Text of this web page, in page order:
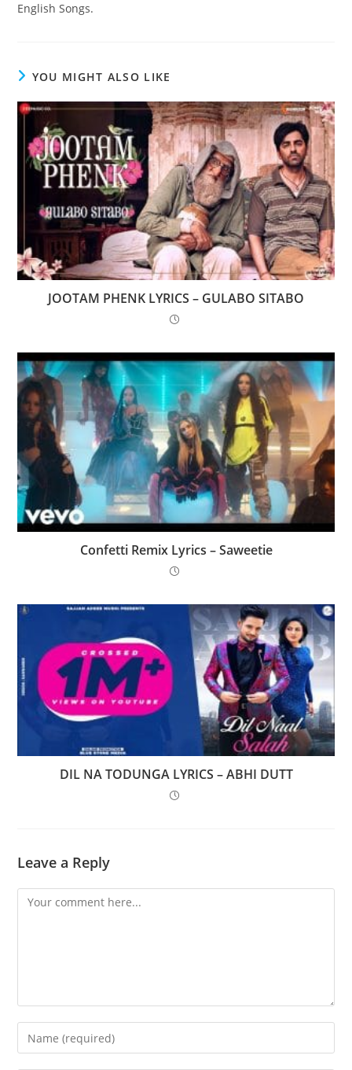
English Songs.
YOU MIGHT ALSO LIKE
JOOTAM PHENK LYRICS – GULABO SITABO
Confetti Remix Lyrics – Saweetie
DIL NA TODUNGA LYRICS – ABHI DUTT
Leave a Reply
Comment
Enter
your